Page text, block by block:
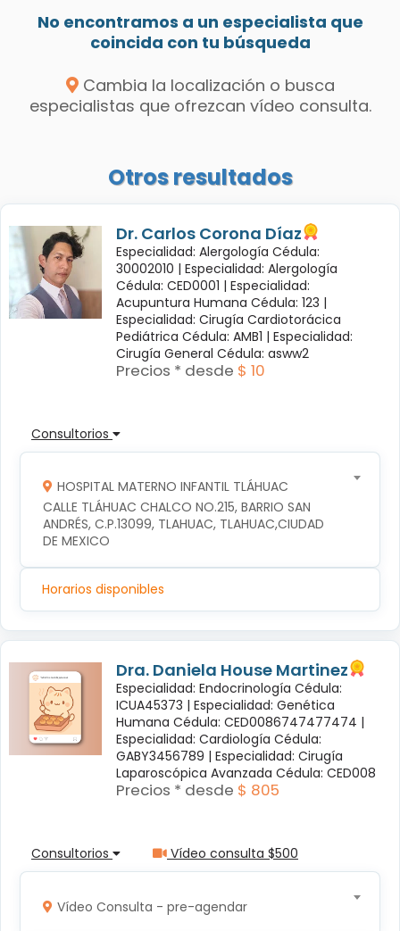
No encontramos a un especialista que
coincida con tu búsqueda
Cambia la localización o busca
especialistas que ofrezcan vídeo consulta.
Otros resultados
Dr. Carlos Corona Díaz
Especialidad: Alergología Cédula:
30002010 | Especialidad: Alergología
Cédula: CED0001 | Especialidad:
Acupuntura Humana Cédula: 123 |
Especialidad: Cirugía Cardiotorácica
Pediátrica Cédula: AMB1 | Especialidad:
Cirugía General Cédula: asww2
Precios * desde $ 10
Consultorios
HOSPITAL MATERNO INFANTIL TLÁHUAC
CALLE TLÁHUAC CHALCO NO.215, BARRIO SAN
ANDRÉS, C.P.13099, TLAHUAC, TLAHUAC,CIUDAD
DE MEXICO
Horarios disponibles
Dra. Daniela House Martinez
Especialidad: Endocrinología Cédula:
ICUA45373 | Especialidad: Genética
Humana Cédula: CED0086747477474 |
Especialidad: Cardiología Cédula:
GABY3456789 | Especialidad: Cirugía
Laparoscópica Avanzada Cédula: CED008
Precios * desde $ 805
Consultorios Vídeo consulta $500
Vídeo Consulta - pre-agendar